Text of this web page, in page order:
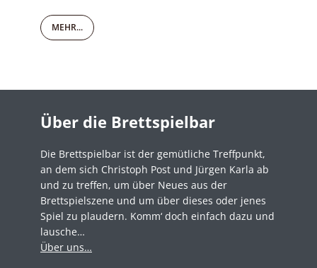
MEHR...
Über die Brettspielbar
Die Brettspielbar ist der gemütliche Treffpunkt,
an dem sich Christoph Post und Jürgen Karla ab
und zu treffen, um über Neues aus der
Brettspielszene und um über dieses oder jenes
Spiel zu plaudern. Komm‘ doch einfach dazu und
lausche…
Über uns…